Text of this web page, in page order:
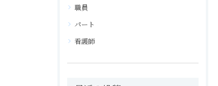
職員
パート
看護師